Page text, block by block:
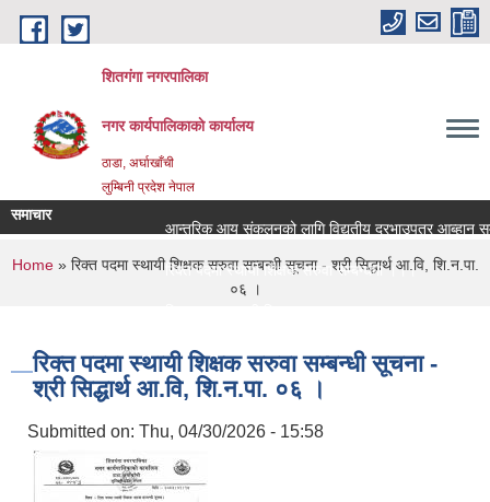
Skip to main content
शितगंगा नगरपालिका
नगर कार्यपालिकाकाे कार्यालय
ठाडा, अर्घाखाँची
लुम्बिनी प्रदेश नेपाल
समाचार
आन्तरिक आय संकलनको लागि विद्युतीय दरभाउपत्र आब्हान
रिक्त पदमा स्थायी शिक्षक सरुवा सम्बन्धमा ।।।
You are here
Home» रिक्त पदमा स्थायी शिक्षक सरुवा सम्बन्धी सूचना - श्री सिद्धार्थ आ.वि, शि.न.पा.
०६ ।
रिक्त पदमा स्थायी शिक्षक सरुवा सम्बन्धी सूचना -
श्री सिद्धार्थ आ.वि, शि.न.पा. ०६ ।
Submitted on: Thu, 04/30/2026 - 15:58